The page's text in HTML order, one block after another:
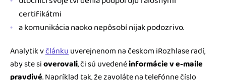
certifikátmi
a komunikácia naoko nepôsobí nijak podozrivo.
Analytik včlánkuuverejnenom na českom iRozhlase radí,
aby ste sioverovali, či sú uvedenéinformácie v e-maile
pravdivé. Napríklad tak, že zavoláte na telefónne číslo